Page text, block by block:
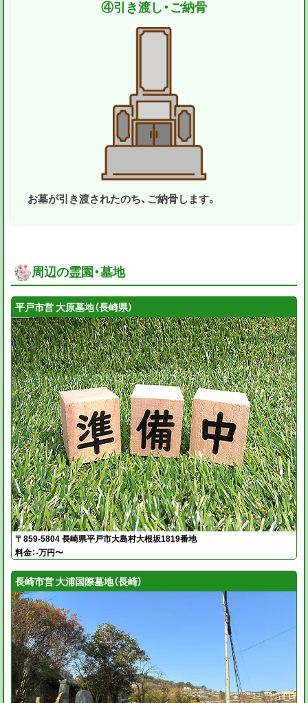
④引き渡し・ご納骨
お墓が引き渡されたのち、ご納骨します。
周辺の霊園・墓地
平戸市営 大原墓地（長崎県）
〒859-5804 長崎県平戸市大島村大根坂1819番地
料金：-万円〜
長崎市営 大浦国際墓地（長崎）